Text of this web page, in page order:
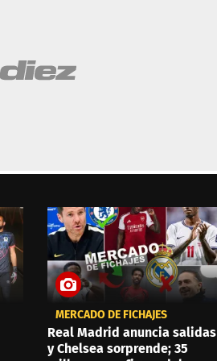
MERCADO DE FICHAJES
Real Madrid anuncia salidas
y Chelsea sorprende; 35